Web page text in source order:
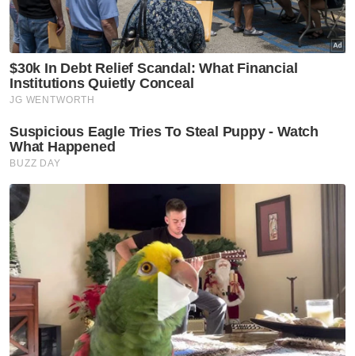
iaitu pertama ke dalam akaun peribadinya
dengan nombor berakhir 1880, entiti
perniagaan, parti-parti politik dan individu-
individu.
wang daripada akaun AmBank 9694 ke
dalam akaun AmBank bernombor 1880 dan
penggunaan Akaun AmBank 1880 untuk
proses perlapisan dana perolehan haram
1MDB sebelum wang disalur kepada dua
akaun bank lain yang juga dimiliki Najib.